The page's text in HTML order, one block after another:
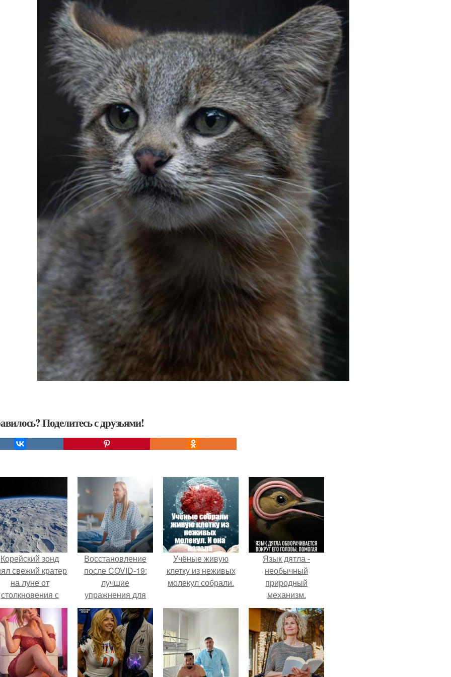
Поделитесь с друзьями!
Корейский зонд
свежий кратер
на луне от
столкновения с
Falcon 9.
Восстановление
после COVID-19:
лучшие
упражнения для
быстрого
выздоровления
Учёные живую
клетку из неживых
молекул собрали.
Язык дятла -
необычный
природный
механизм.